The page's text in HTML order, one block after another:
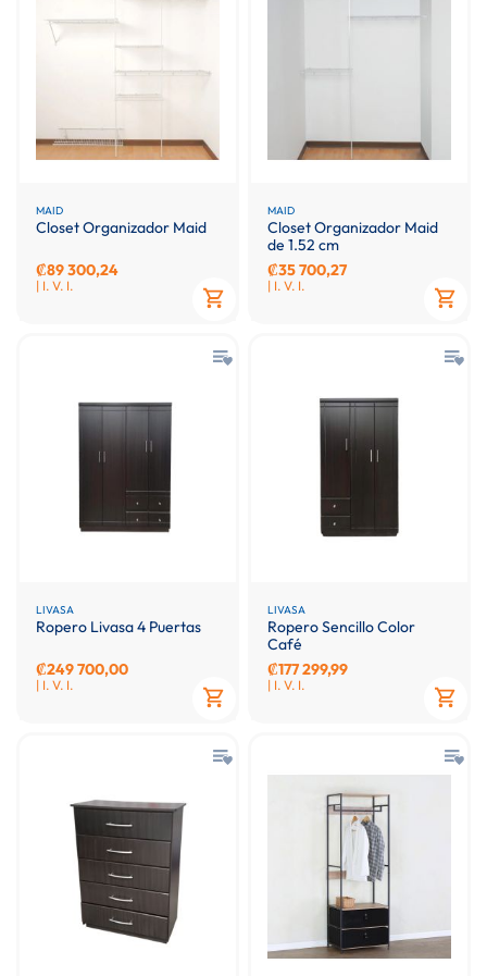
MAID
Closet Organizador Maid
₡89 300,24
| I. V. I.
MAID
Closet Organizador Maid
de 1.52 cm
₡35 700,27
| I. V. I.
LIVASA
Ropero Livasa 4 Puertas
₡249 700,00
| I. V. I.
LIVASA
Ropero Sencillo Color
Café
₡177 299,99
| I. V. I.